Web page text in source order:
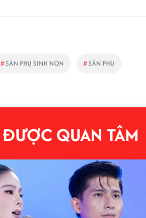
#SẢN PHỤ SINH NON #SẢN PHỤ
ĐƯỢC QUAN TÂM